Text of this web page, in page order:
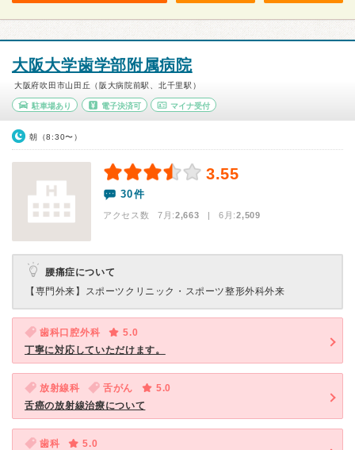
大阪大学歯学部附属病院
大阪府吹田市山田丘（阪大病院前駅、北千里駅）
駐車場あり 電子決済可 マイナ受付
朝（8:30〜）
3.55
30件
アクセス数 7月:2,663 | 6月:2,509
腰痛症について
【専門外来】 スポーツクリニック・スポーツ整形外科外来
歯科口腔外科
5.0
丁寧に対応していただけます。
放射線科 舌がん
5.0
舌癌の放射線治療について
歯科
5.0